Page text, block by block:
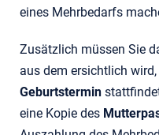
eines Mehrbedarfs
Zusätzlich müssen Sie
aus dem ersichtlich
Geburtstermin
eine Kopie des